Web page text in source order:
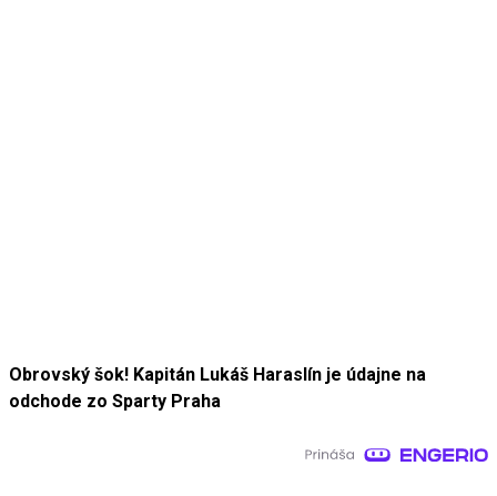
Obrovský šok! Kapitán Lukáš Haraslín je údajne na
odchode zo Sparty Praha